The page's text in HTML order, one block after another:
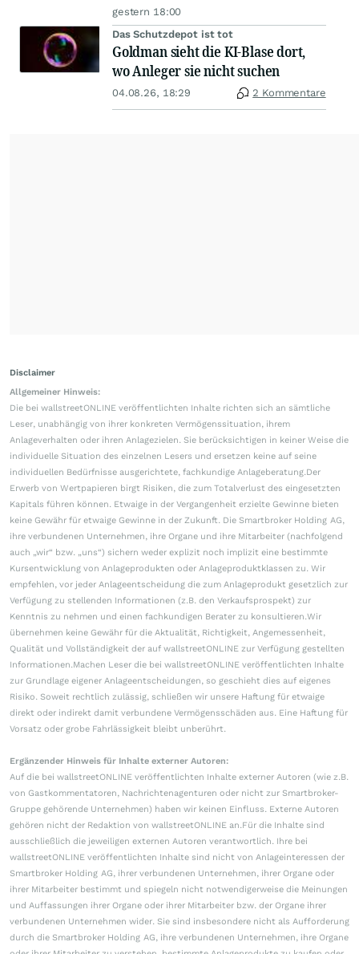
gestern 18:00
Das Schutzdepot ist tot
Goldman sieht die KI-Blase dort,
wo Anleger sie nicht suchen
04.08.26, 18:29 2 Kommentare
Disclaimer
Allgemeiner Hinweis:
Die bei wallstreetONLINE veröffentlichten Inhalte richten sich an sämtliche
Leser, unabhängig von ihrer konkreten Vermögenssituation, ihrem
Anlageverhalten oder ihren Anlagezielen. Sie berücksichtigen in keiner Weise die
individuelle Situation des einzelnen Lesers und ersetzen keine auf seine
individuellen Bedürfnisse ausgerichtete, fachkundige Anlageberatung.Der
Erwerb von Wertpapieren birgt Risiken, die zum Totalverlust des eingesetzten
Kapitals führen können. Etwaige in der Vergangenheit erzielte Gewinne bieten
keine Gewähr für etwaige Gewinne in der Zukunft. Die Smartbroker Holding AG,
ihre verbundenen Unternehmen, ihre Organe und ihre Mitarbeiter (nachfolgend
auch „wir“ bzw. „uns“) sichern weder explizit noch implizit eine bestimmte
Kursentwicklung von Anlageprodukten oder Anlageproduktklassen zu. Wir
empfehlen, vor jeder Anlageentscheidung die zum Anlageprodukt gesetzlich zur
Verfügung zu stellenden Informationen (z.B. den Verkaufsprospekt) zur
Kenntnis zu nehmen und einen fachkundigen Berater zu konsultieren.Wir
übernehmen keine Gewähr für die Aktualität, Richtigkeit, Angemessenheit,
Qualität und Vollständigkeit der auf wallstreetONLINE zur Verfügung gestellten
Informationen.Machen Leser die bei wallstreetONLINE veröffentlichten Inhalte
zur Grundlage eigener Anlageentscheidungen, so geschieht dies auf eigenes
Risiko. Soweit rechtlich zulässig, schließen wir unsere Haftung für etwaige
direkt oder indirekt damit verbundene Vermögensschäden aus. Eine Haftung für
Vorsatz oder grobe Fahrlässigkeit bleibt unberührt.
Ergänzender Hinweis für Inhalte externer Autoren:
Auf die bei wallstreetONLINE veröffentlichten Inhalte externer Autoren (wie z.B.
von Gastkommentatoren, Nachrichtenagenturen oder nicht zur Smartbroker-
Gruppe gehörende Unternehmen) haben wir keinen Einfluss. Externe Autoren
gehören nicht der Redaktion von wallstreetONLINE an.Für die Inhalte sind
ausschließlich die jeweiligen externen Autoren verantwortlich. Ihre bei
wallstreetONLINE veröffentlichten Inhalte sind nicht von Anlageinteressen der
Smartbroker Holding AG, ihrer verbundenen Unternehmen, ihrer Organe oder
ihrer Mitarbeiter bestimmt und spiegeln nicht notwendigerweise die Meinungen
und Auffassungen ihrer Organe oder ihrer Mitarbeiter bzw. der Organe ihrer
verbundenen Unternehmen wider. Sie sind insbesondere nicht als Aufforderung
durch die Smartbroker Holding AG, ihre verbundenen Unternehmen, ihre Organe